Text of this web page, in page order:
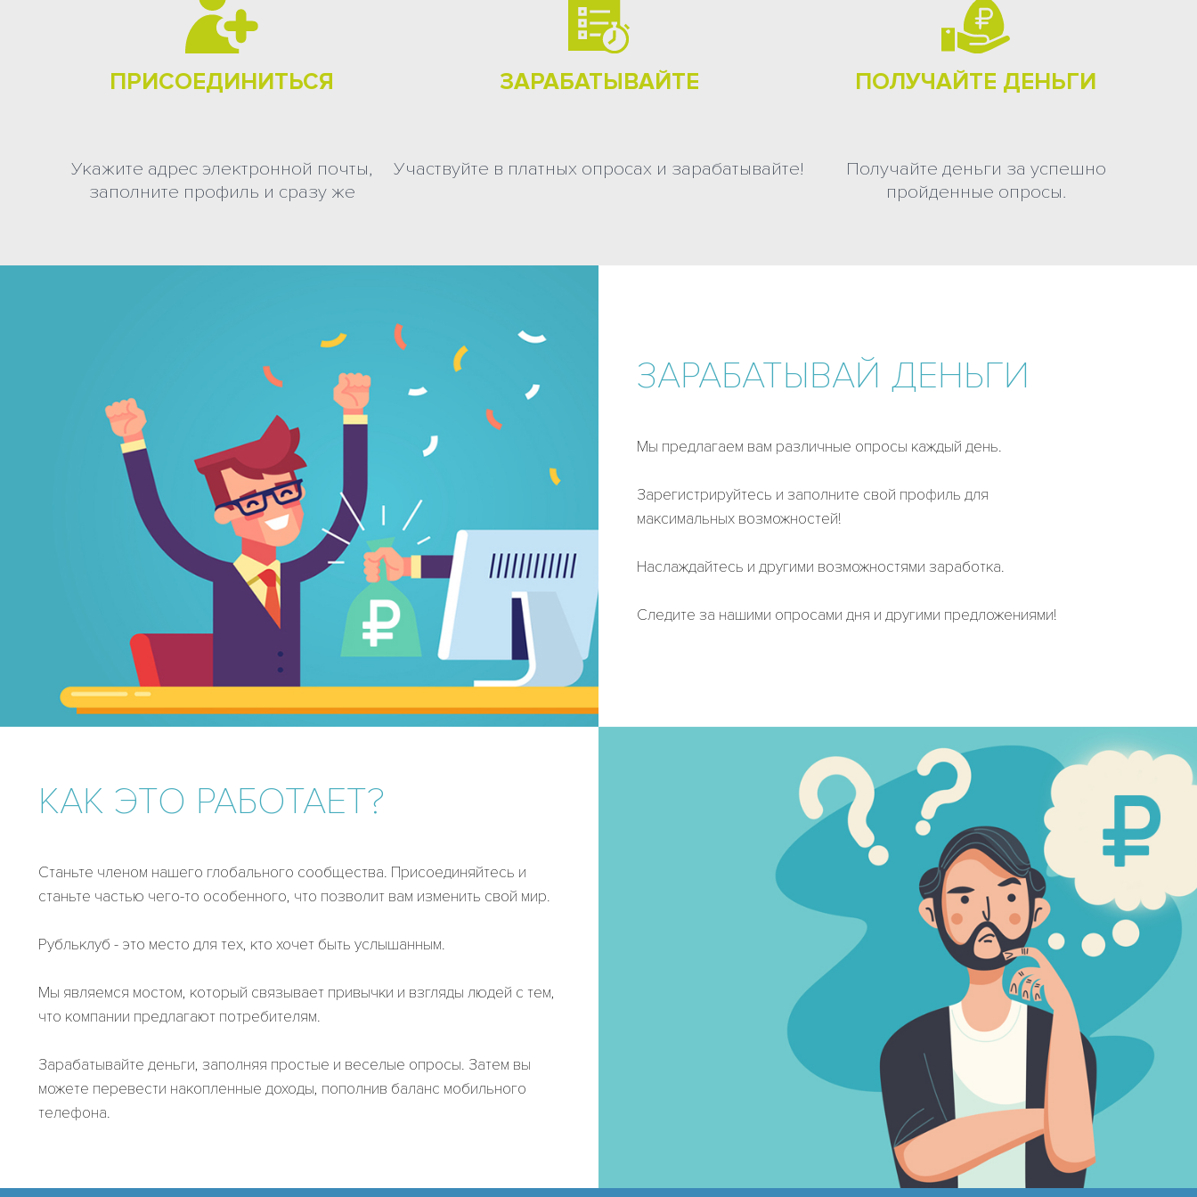
ПРИСОЕДИНИТЬСЯ
Укажите адрес электронной почты,
заполните профиль и сразу же
ЗАРАБАТЫВАЙТЕ
Участвуйте в платных опросах и зарабатывайте!
ПОЛУЧАЙТЕ ДЕНЬГИ
Получайте деньги за успешно
пройденные опросы.
ЗАРАБАТЫВАЙ ДЕНЬГИ
Мы предлагаем вам различные опросы каждый день.
Зарегистрируйтесь и заполните свой профиль для
максимальных возможностей!
Наслаждайтесь и другими возможностями заработка.
Следите за нашими опросами дня и другими предложениями!
КАК ЭТО РАБОТАЕТ?
Станьте членом нашего глобального сообщества. Присоединяйтесь и
станьте частью чего-то особенного, что позволит вам изменить свой мир.
Рубльклуб - это место для тех, кто хочет быть услышанным.
Мы являемся мостом, который связывает привычки и взгляды людей с тем,
что компании предлагают потребителям.
Зарабатывайте деньги, заполняя простые и веселые опросы. Затем вы
можете перевести накопленные доходы, пополнив баланс мобильного
телефона.